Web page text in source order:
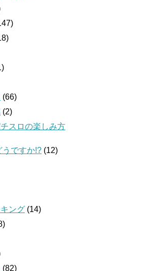
(66)
(2)
スロの楽しみ方
うですか!? (12)
ング (14)
(82)